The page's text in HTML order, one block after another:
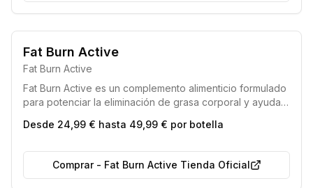
Envío rápido en 24 horas.
Fat Burn Active
Fat Burn Active
Fat Burn Active es un complemento alimenticio formulado
para potenciar la eliminación de grasa corporal y ayudar
sus componentes naturales.
Desde 24,99 € hasta 49,99 € por botella
Comprar- Fat Burn Active Tienda Oficial